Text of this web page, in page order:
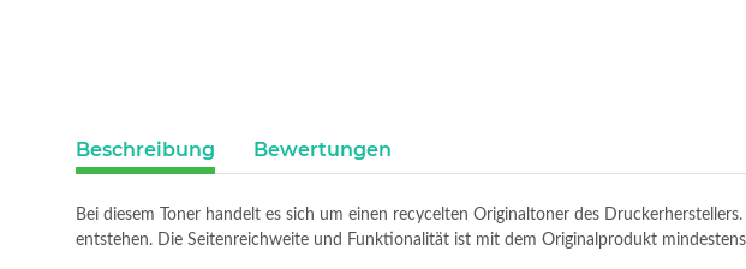
Beschreibung Bewertungen
Bei diesem Toner handelt es sich um einen recycelten Originaltoner des
entstehen. Die Seitenreichweite und Funktionalität ist mit dem Originalprodukt